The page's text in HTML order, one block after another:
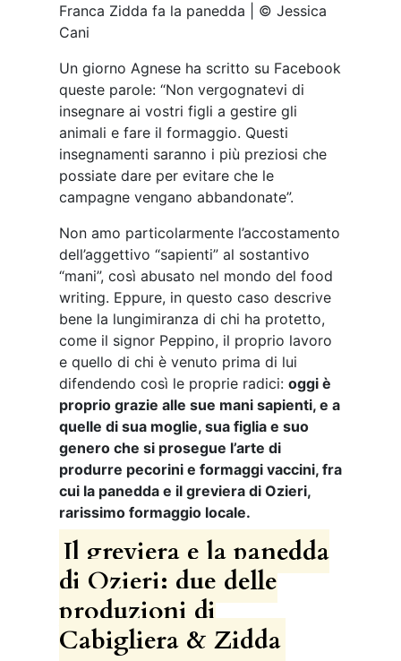
Franca Zidda fa la panedda | © Jessica
Cani
Un giorno Agnese ha scritto su Facebook
queste parole: “Non vergognatevi di
insegnare ai vostri figli a gestire gli
animali e fare il formaggio. Questi
insegnamenti saranno i più preziosi che
possiate dare per evitare che le
campagne vengano abbandonate”.
Non amo particolarmente l’accostamento
dell’aggettivo “sapienti” al sostantivo
“mani”, così abusato nel mondo del food
writing. Eppure, in questo caso descrive
bene la lungimiranza di chi ha protetto,
come il signor Peppino, il proprio lavoro
e quello di chi è venuto prima di lui
difendendo così le proprie radici: oggi è
proprio grazie alle sue mani sapienti, e a
quelle di sua moglie, sua figlia e suo
genero che si prosegue l’arte di
produrre pecorini e formaggi vaccini, fra
cui la panedda e il greviera di Ozieri,
rarissimo formaggio locale.
Il greviera e la panedda
di Ozieri: due delle
produzioni di
Cabigliera & Zidda